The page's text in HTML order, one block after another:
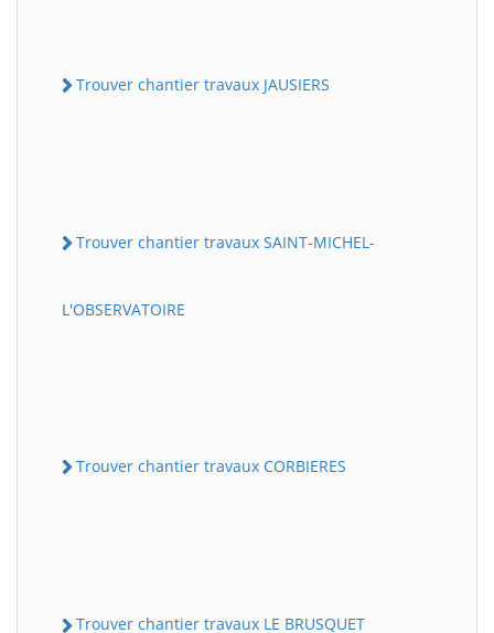
Trouver chantier travaux JAUSIERS
Trouver chantier travaux SAINT-MICHEL-
L'OBSERVATOIRE
Trouver chantier travaux CORBIERES
Trouver chantier travaux LE BRUSQUET